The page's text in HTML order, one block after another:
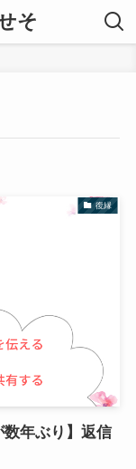
そ
復縁
年ぶり】返信